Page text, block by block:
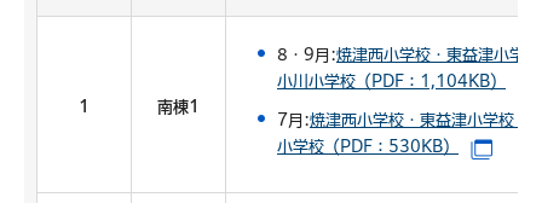
1 南棟1
8・9月:焼津西小学校・東益津小学
小川小学校（PDF：1,104KB）
7月:焼津西小学校・東益津小学校・
小学校（PDF：530KB）